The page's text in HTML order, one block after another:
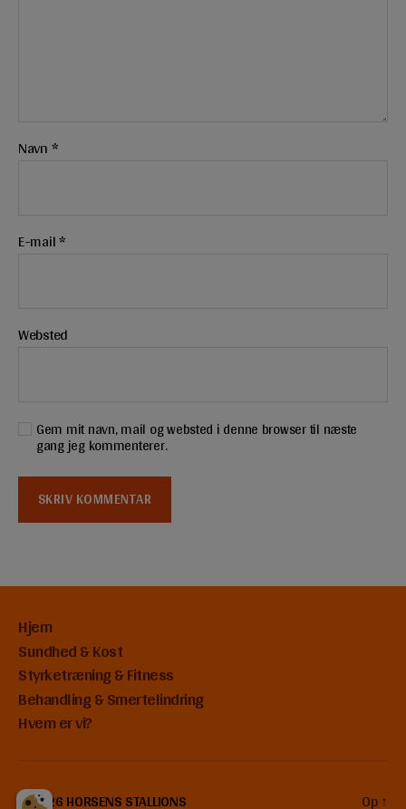
Navn*
E-mail*
Websted
Gem mit navn, mail og websted i denne browser til næste
gang jeg kommenterer.
Hjem
Sundhed & Kost
Styrketræning & Fitness
Behandling & Smertelindring
Hvem er vi?
© 2026HORSENS STALLIONS Op↑